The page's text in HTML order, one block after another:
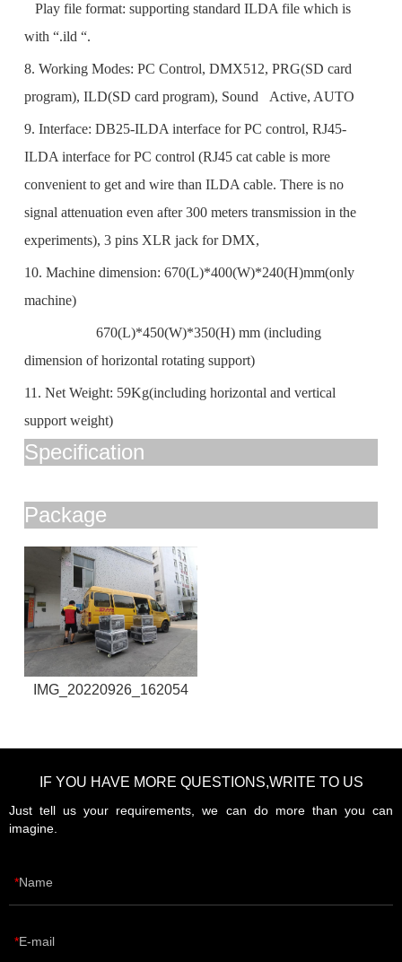
Play file format: supporting standard ILDA file which is
with “.ild “.
8. Working Modes: PC Control, DMX512, PRG(SD card
program), ILD(SD card program), Sound Active, AUTO
9. Interface: DB25-ILDA interface for PC control, RJ45-
ILDA interface for PC control (RJ45 cat cable is more
convenient to get and wire than ILDA cable. There is no
signal attenuation even after 300 meters transmission in the
experiments), 3 pins XLR jack for DMX,
10. Machine dimension: 670(L)*400(W)*240(H)mm(only
machine)
670(L)*450(W)*350(H) mm (including
dimension of horizontal rotating support)
11. Net Weight: 59Kg(including horizontal and vertical
support weight)
Specification
Package
IMG_20220926_162054
IF YOU HAVE MORE QUESTIONS,WRITE TO US
Just tell us your requirements, we can do more than you can
imagine.
Name
E-mail